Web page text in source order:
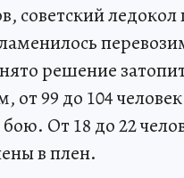
советский
решение
99 до 104
От 18 до 22
в плен.